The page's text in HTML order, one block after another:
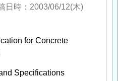
日時
2003/06/12(木)
for Concrete
Specifications